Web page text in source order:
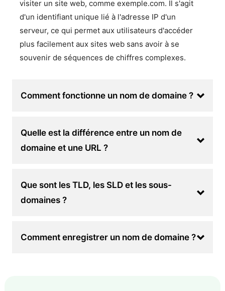
visiter un site web, comme exemple.com. Il s'agit
d'un identifiant unique lié à l'adresse IP d'un
serveur, ce qui permet aux utilisateurs d'accéder
plus facilement aux sites web sans avoir à se
souvenir de séquences de chiffres complexes.
Comment fonctionne un nom de domaine ?
Quelle est la différence entre un nom de
domaine et une URL ?
Que sont les TLD, les SLD et les sous-
domaines ?
Comment enregistrer un nom de domaine ?